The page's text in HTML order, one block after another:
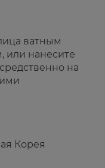
ватным
или нанесите
на
Корея